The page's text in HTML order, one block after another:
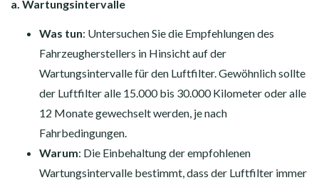
a. Wartungsintervalle
Was tun: Untersuchen Sie die Empfehlungen des
Fahrzeugherstellers in Hinsicht auf der
Wartungsintervalle für den Luftfilter. Gewöhnlich sollte
der Luftfilter alle 15.000 bis 30.000 Kilometer oder alle
12 Monate gewechselt werden, je nach
Fahrbedingungen.
Warum: Die Einbehaltung der empfohlenen
Wartungsintervalle bestimmt, dass der Luftfilter immer